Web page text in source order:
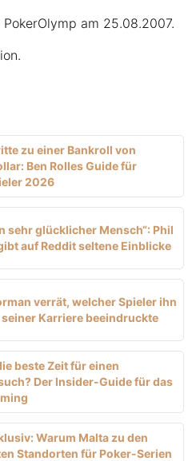
am 25.08.2007.
zu einer Bankroll von
Ben Rolles Guide für
2026
sehr glücklicher Mensch“: Phil
auf Reddit seltene Einblicke
verrät, welcher Spieler ihn
seiner Karriere beeindruckte
beste Zeit für einen
Der Insider-Guide für das
Warum Malta zu den
Standorten für Poker-Serien